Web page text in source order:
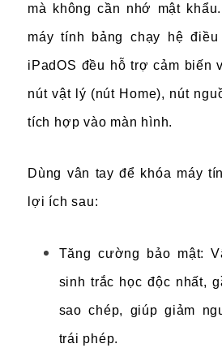
mà không cần nhớ mật
máy tính bảng chạy hệ điều
iPadOS đều hỗ trợ cảm biến
nút vật lý (nút Home), nút
tích hợp vào màn hình.
Dùng vân tay để khóa máy
lợi ích sau:
Tăng cường bảo mật:
sinh trắc học độc nhất,
sao chép, giúp giảm
trái phép.